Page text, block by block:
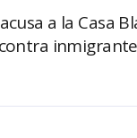
a la Casa